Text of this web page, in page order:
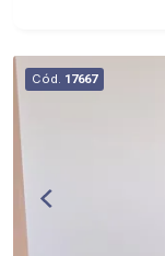
Cód. 17667